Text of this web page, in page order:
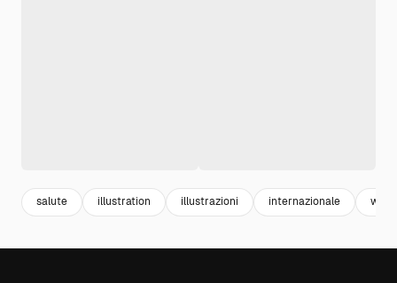
salute illustration illustrazioni internazionale